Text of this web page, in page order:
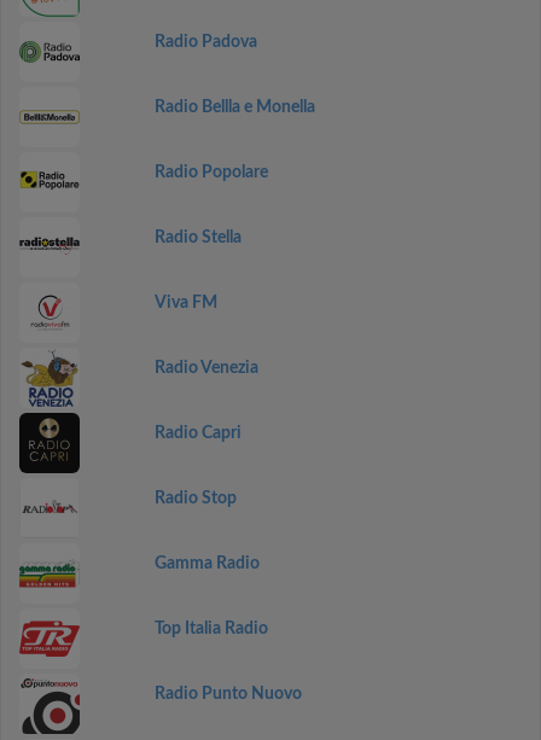
Radio Padova
Radio Bellla e Monella
Radio Popolare
Radio Stella
Viva FM
Radio Venezia
Radio Capri
Radio Stop
Gamma Radio
Top Italia Radio
Radio Punto Nuovo